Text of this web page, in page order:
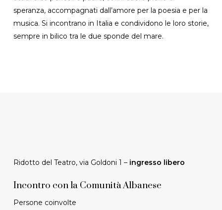
speranza, accompagnati dall’amore per la poesia e per la
musica. Si incontrano in Italia e condividono le loro storie,
sempre in bilico tra le due sponde del mare.
Ridotto del Teatro, via Goldoni 1 – ingresso libero
Incontro con la Comunità Albanese
Persone coinvolte